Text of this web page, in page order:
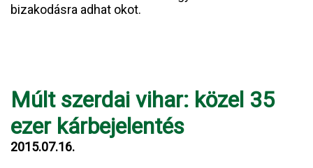
bizakodásra adhat okot.
Múlt szerdai vihar: közel 35
ezer kárbejelentés
2015.07.16.